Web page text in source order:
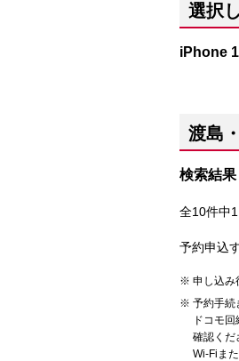
選択
iPhone
渡島
検索結
全10件中
予約申込
申し込み
予約手続
ドコモ
確認くだ
Wi-Fiま